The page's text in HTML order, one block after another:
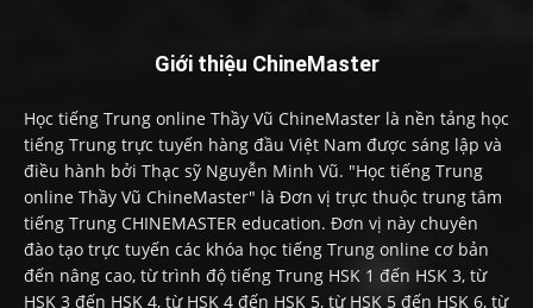
Giới thiệu ChineMaster
Học tiếng Trung online Thầy Vũ ChineMaster là nền tảng học
tiếng Trung trực tuyến hàng đầu Việt Nam được sáng lập và
điều hành bởi Thạc sỹ Nguyễn Minh Vũ. "Học tiếng Trung
online Thầy Vũ ChineMaster" là Đơn vị trực thuộc trung tâm
tiếng Trung CHINEMASTER education. Đơn vị này chuyên
đào tạo trực tuyến các khóa học tiếng Trung online cơ bản
đến nâng cao, từ trình độ tiếng Trung HSK 1 đến HSK 3, từ
HSK 3 đến HSK 4, từ HSK 4 đến HSK 5, từ HSK 5 đến HSK 6, từ